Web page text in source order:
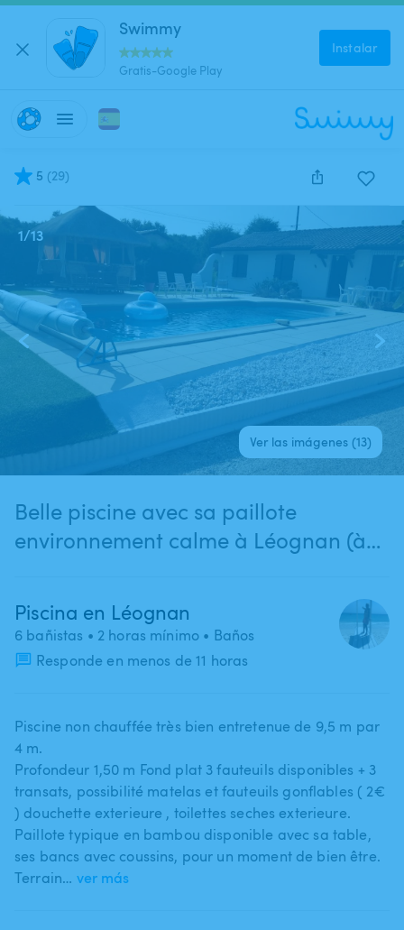
Swimmy
Gratis-Google Play
Instalar
5 (29)
1/13
Ver las imágenes (13)
Belle piscine avec sa paillote
environnement calme à Léognan (à
Piscina en Léognan
6 bañistas • 2 horas mínimo • Baños
Responde en menos de 11 horas
Piscine non chauffée très bien entretenue de 9​,​5 m par
4 m.
Profondeur 1​,​50 m Fond plat 3 fauteuils disponibles + 3
transats​,​ possibilité matelas et fauteuils gonflables ( 2€
) douchette exterieure ​,​ toilettes seches exterieure.
Paillote typique en bambou disponible avec​ sa​ table​​,​​
ses bancs avec coussins​,​ pour un moment de bien être.
Terrain… ver más